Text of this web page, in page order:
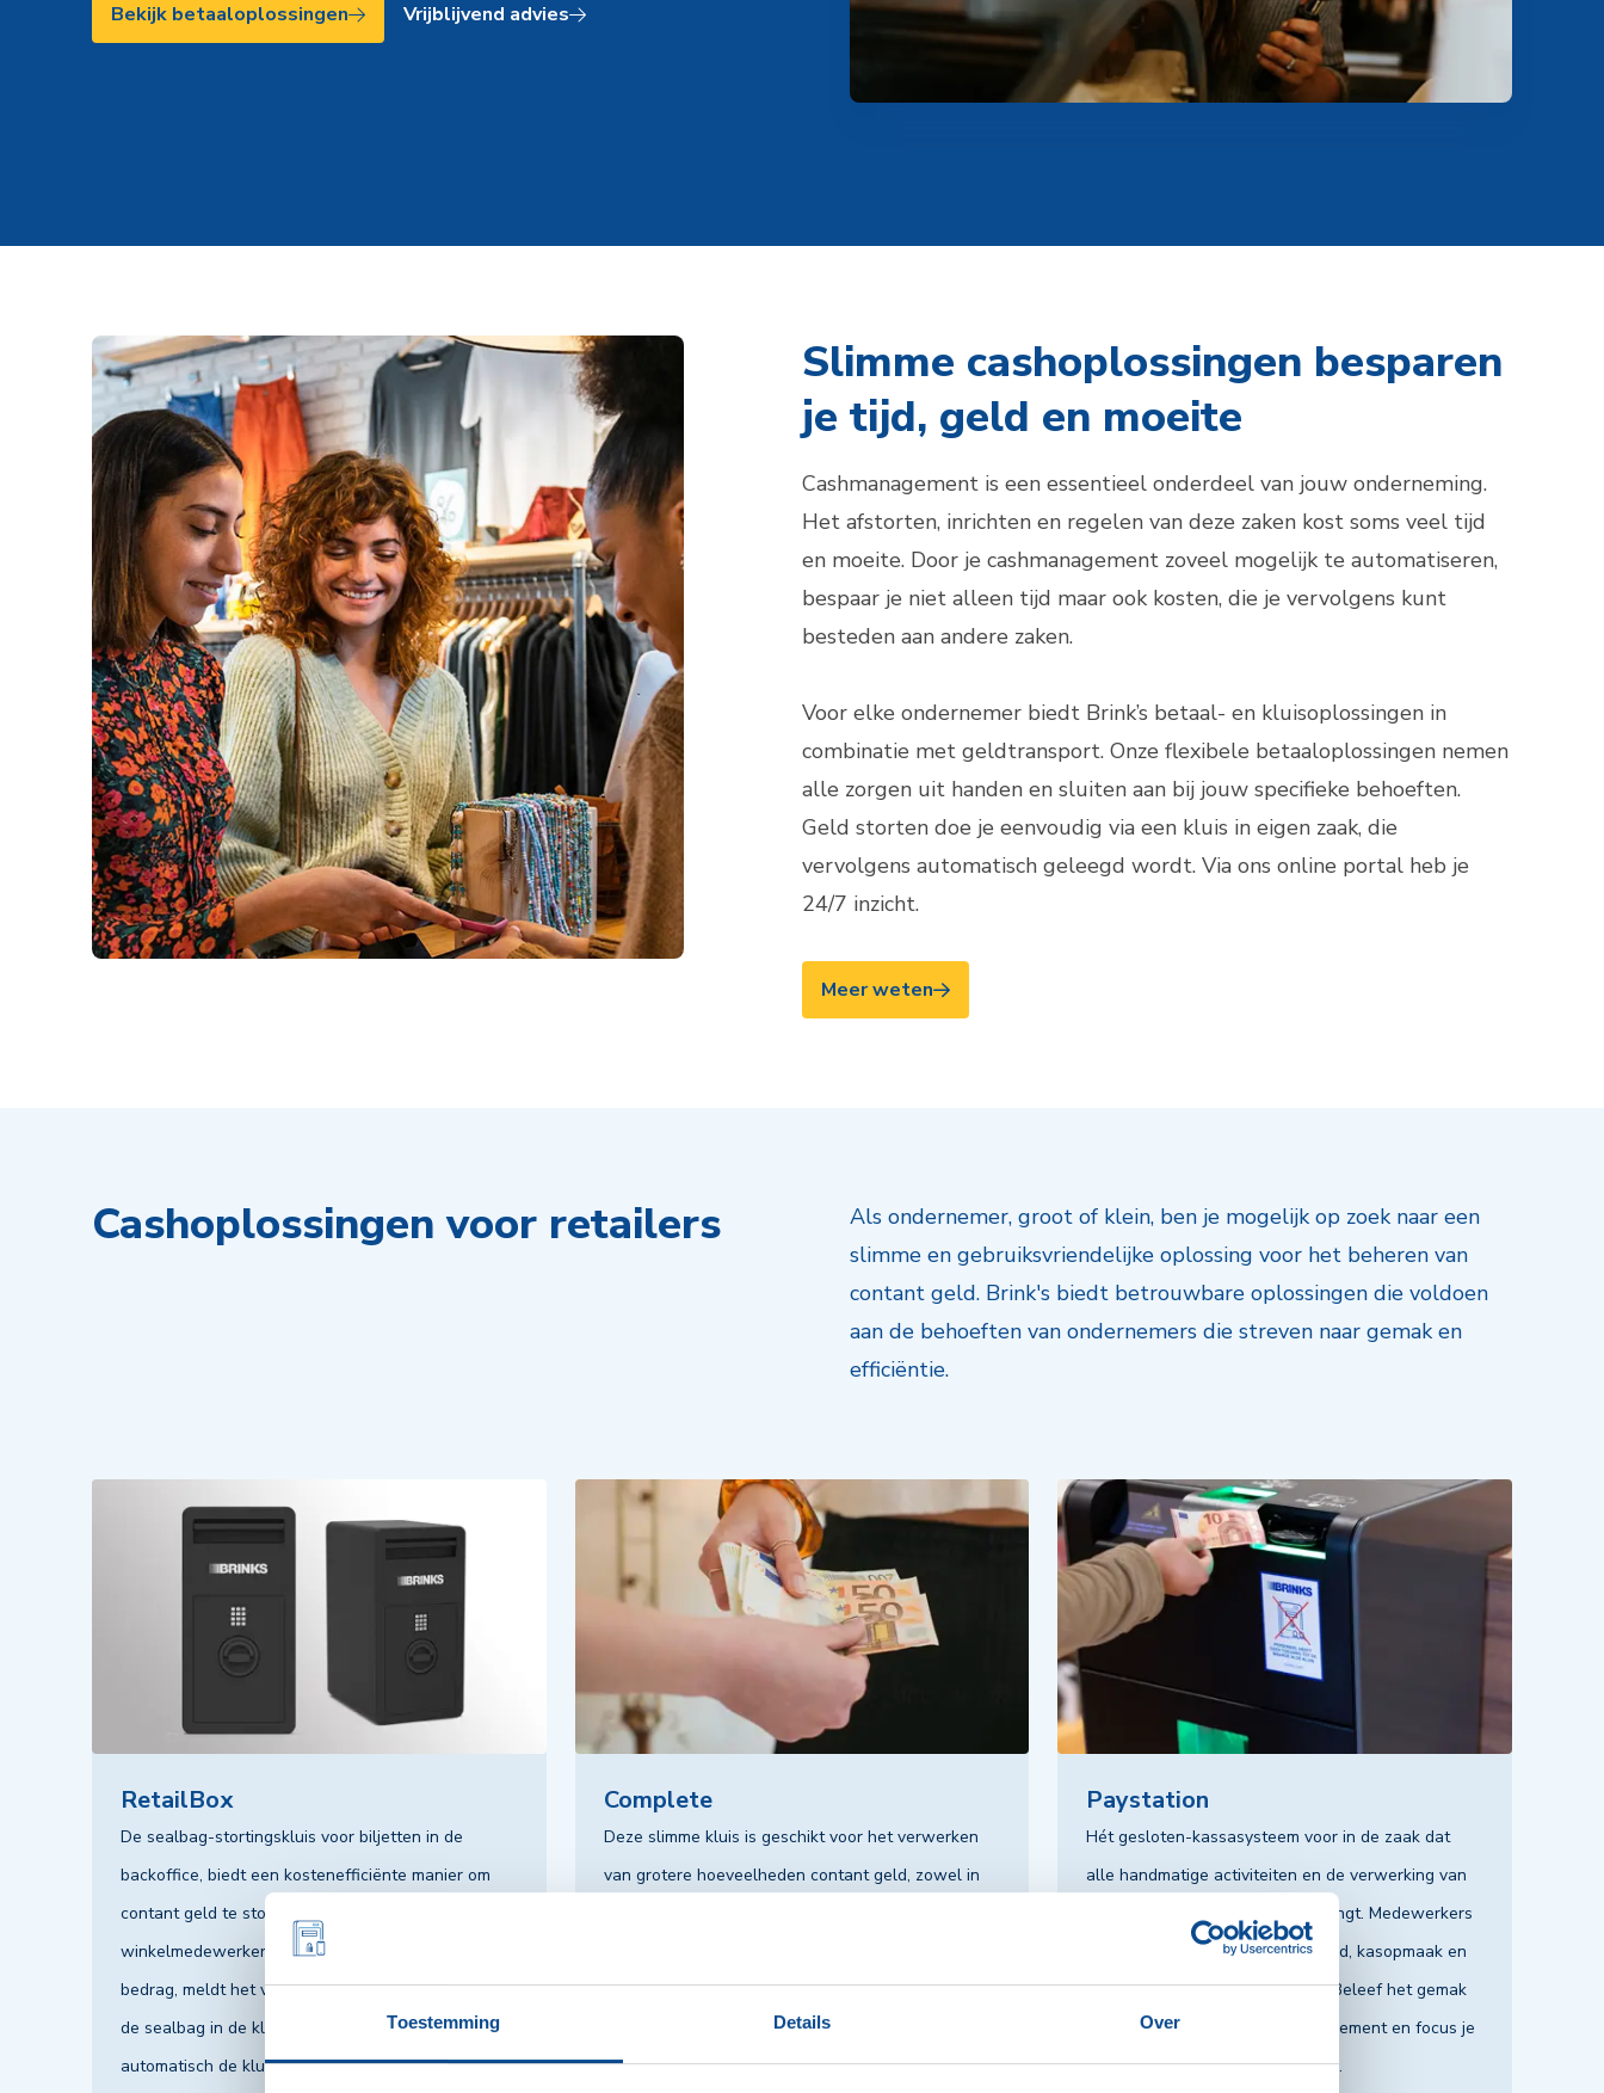
Toestemming Details Over
Bekijk betaaloplossingen Vrijblijvend advies
Slimme cashoplossingen besparen
je tijd, geld en moeite
Cashmanagement is een essentieel onderdeel van jouw onderneming.
Het afstorten, inrichten en regelen van deze zaken kost soms veel tijd
en moeite. Door je cashmanagement zoveel mogelijk te automatiseren,
bespaar je niet alleen tijd maar ook kosten, die je vervolgens kunt
besteden aan andere zaken.
Voor elke ondernemer biedt Brink’s betaal- en kluisoplossingen in
combinatie met geldtransport. Onze flexibele betaaloplossingen nemen
alle zorgen uit handen en sluiten aan bij jouw specifieke behoeften.
Geld storten doe je eenvoudig via een kluis in eigen zaak, die
vervolgens automatisch geleegd wordt. Via ons online portal heb je
24/7 inzicht.
Meer weten
Cashoplossingen voor retailers
Als ondernemer, groot of klein, ben je mogelijk op zoek naar een
slimme en gebruiksvriendelijke oplossing voor het beheren van
contant geld. Brink's biedt betrouwbare oplossingen die voldoen
aan de behoeften van ondernemers die streven naar gemak en
efficiëntie.
RetailBox
De sealbag-stortingskluis voor biljetten in de
backoffice, biedt een kostenefficiënte manier om
contant geld te storten en de veiligheid van
winkelmedewerkers te waarborgen. Je telt het
bedrag, meldt het via de klantportal, en deponeert
de sealbag in de kluis. Als de RetailBox vol is wordt
automatisch de kluis geleegd.
Complete
Deze slimme kluis is geschikt voor het verwerken
van grotere hoeveelheden contant geld, zowel in
tellen, valideren en opslaan van cash eenvoudig is.
Hiermee ervaar je meer gemak en veiligheid bij het
beheren van grote geldvolumes in jouw bedrijf.
Paystation
Hét gesloten-kassasysteem voor in de zaak dat
alle handmatige activiteiten en de verwerking van
contant geld aan de kassa vervangt. Medewerkers
hebben geen toegang tot het geld, kasopmaak en
kasverschillen zijn verleden tijd. Beleef het gemak
van geautomatiseerd cashmanagement en focus je
op wat echt belangrijk is: klanten.